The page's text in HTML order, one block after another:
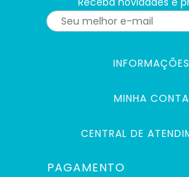
INFORMAÇÕES
MINHA CONTA
CENTRAL DE
PAGAMENTO